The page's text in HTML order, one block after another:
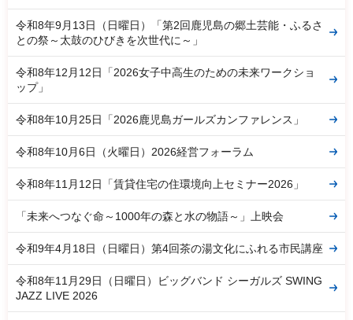
令和8年9月13日（日曜日）「第2回鹿児島の郷土芸能・ふるさ
との祭～太鼓のひびきを次世代に～」
令和8年12月12日「2026女子中高生のための未来ワークショ
ップ」
令和8年10月25日「2026鹿児島ガールズカンファレンス」
令和8年10月6日（火曜日）2026経営フォーラム
令和8年11月12日「賃貸住宅の住環境向上セミナー2026」
「未来へつなぐ命～1000年の森と水の物語～」上映会
令和9年4月18日（日曜日）第4回茶の湯文化にふれる市民講座
令和8年11月29日（日曜日）ビッグバンド シーガルズ SWING
JAZZ LIVE 2026